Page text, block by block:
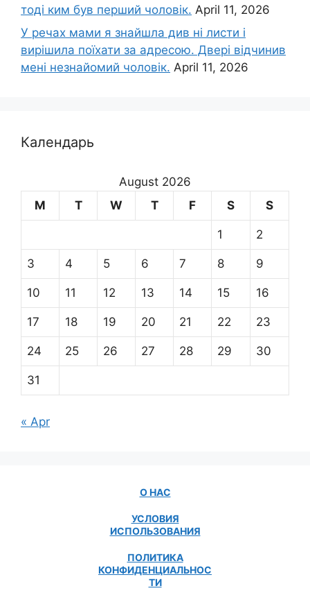
тоді ким був перший чоловік. April 11, 2026
У речах мами я знайшла див ні листи і
вирішила поїхати за адресою. Двері відчинив
мені незнайомий чоловік. April 11, 2026
Календарь
August 2026
M
T W T F S S
1 2
3 4 5 6 7 8 9
10 11 12 13 14 15 16
17 18 19 20 21 22 23
24 25 26 27 28 29 30
31
« Apr
О НАС
УСЛОВИЯ
ИСПОЛЬЗОВАНИЯ
ПОЛИТИКА
КОНФИДЕНЦИАЛЬНОС
ТИ